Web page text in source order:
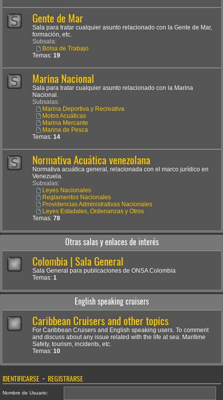
Gente de Mar
Sala para tratar cualquier asunto relacionado con la Gente de Mar,
formación, etc.
Subsala:
Bolsa de Trabajo
Temas: 19
Marina Nacional
Sala para tratar cualquier asunto relacionado con la Marina
Nacional.
Subsalas:
Marina Deportiva y Recreativa
Motos Acuáticas
Marina Mercante
Marina de Pesca
Temas: 14
Normativa Acuática venezolana
Normativa acuática general, relacionada con el marco jurídico en
Venezuela.
Subsalas:
Leyes Nacionales
Reglamentos Nacionales
Providencias Administrativas Nacionales
Leyes Estadales, Ordenanzas y Otros
Temas: 78
Otras salas y enlaces de interés
Colombia | Sala General
Sala General para publicaciones de ONSA Colombia
Temas: 1
English speaking cruisers
Caribbean Cruisers and other topics
For Caribbean Cruisers and English speaking users. To comment
and discuss about any issue related with the life at sea: Maritime
Safety, tourism, incidents, etc.
Temas: 10
IDENTIFICARSE • REGISTRARSE
Nombre de Usuario: